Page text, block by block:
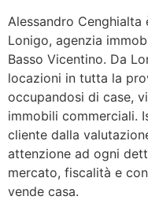
Alessandro
Lonigo, agenzia
Basso Vicentino. Da
locazioni in tutta la
occupandosi di case,
immobili commerciali.
cliente dalla
attenzione ad ogni
mercato, fiscalità e
vende casa.